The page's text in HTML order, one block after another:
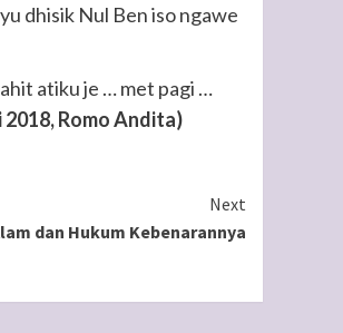
dhisik Nul Ben iso ngawe
atiku je … met pagi …
Romo Andita)
Next
dan Hukum Kebenarannya